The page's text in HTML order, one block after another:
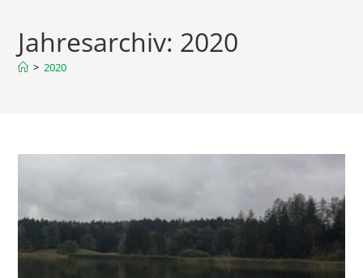
Jahresarchiv: 2020
> 2020